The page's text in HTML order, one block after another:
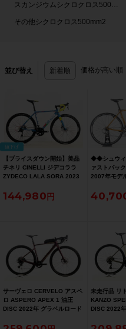
スカンジウムシクロクロス500mm
その他シクロクロス500mm2
並び替え 新着順 価格が高い順
値下げ
【プライスダウン開始】美品
チネリ CINELLI ジデコララ
ZYDECO LALA SORA 2023
ク 51サイズ ミスターブルース
カイ【お買い得SALE】
144,980
◆◆シュウィ
ァストバッ
2007年モデ
105 MIX
ラダイス大
サーヴェロ CERVELO アスペ
ロ ASPERO APEX 1 油圧
DISC 2022年 グラベルロード
ズ パープルサンセット
未走行品 リ
KANZO
DISC 2022
モグリーン